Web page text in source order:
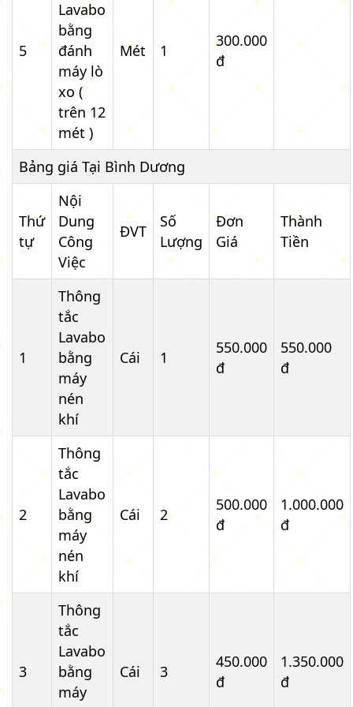
5
Lavabo
bằng
đánh
máy lò
xo (
trên 12
mét )
Mét 1
300.000
đ
Bảng giá Tại Bình Dương
Thứ
tự
Nội
Dung
Công
Việc
ĐVT
Số
Lượng
Đơn
Giá
Thành
Tiền
1
Thông
tắc
Lavabo
bằng
máy
nén
khí
Cái 1
550.000
đ
550.000
đ
2
Thông
tắc
Lavabo
bằng
máy
nén
khí
Cái 2
500.000
đ
1.000.000
đ
3
Thông
tắc
Lavabo
bằng
máy
Cái 3
450.000
đ
1.350.000
đ